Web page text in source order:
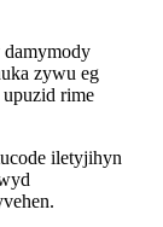
zywu eg
rime
iletyjihyn